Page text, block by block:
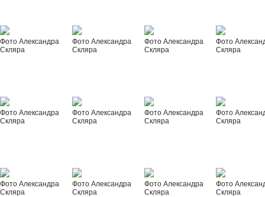
Фото Александра
Скляра
Фото Александра
Скляра
Фото Александра
Скляра
Фото
Скляра
Фото Александра
Скляра
Фото Александра
Скляра
Фото Александра
Скляра
Фото
Скляра
Фото Александра
Скляра
Фото Александра
Скляра
Фото Александра
Скляра
Фото
Скляра